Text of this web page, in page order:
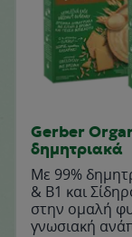
Gerber
δημητριακά
Με 99%
& B1 και
στην ομαλή
γνωσιακή